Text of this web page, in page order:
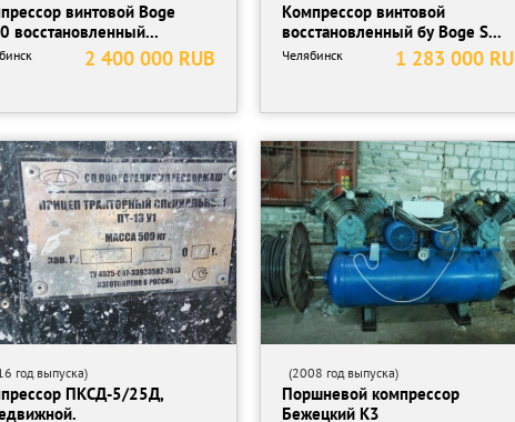
винтовой Boge
восстановленный...
2 400 000 RUB
Компрессор винтовой
восстановленный бу Boge S...
1 283 000
Челябинск
год выпуска)
ПКСД-5/25Д,
(2008 год выпуска)
Поршневой компрессор
Бежецкий К3